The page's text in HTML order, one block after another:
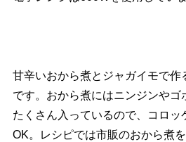
甘辛いおから煮とジャガイモで作
です。おから煮にはニンジンやゴ
たくさん入っているので、コロッ
OK。レシピでは市販のおから煮